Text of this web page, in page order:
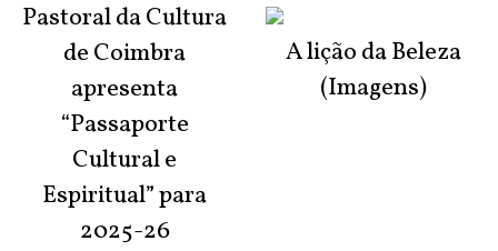
Pastoral da Cultura
de Coimbra
apresenta
“Passaporte
Cultural e
Espiritual” para
2025-26
A lição da Beleza
(Imagens)